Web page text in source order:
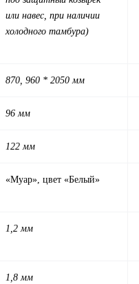
или навес, при наличии
холодного тамбура)
870, 960 * 2050 мм
96 мм
122 мм
«Муар», цвет «Белый»
1,2 мм
1,8 мм